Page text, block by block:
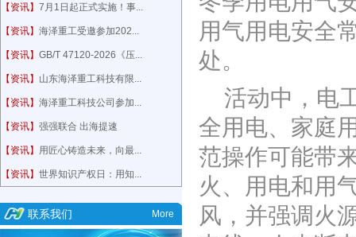
【资讯】 7月1日起正式实施！事...
【资讯】 海泽重工受邀参加202...
【资讯】 GB/T 47120-2026《压...
【资讯】 山东海泽重工科技有限...
【资讯】 海泽重工科技公司参加...
【资讯】 强强联合 出海提速
【资讯】 用匠心铸造未来，向最...
【资讯】 世界知识产权日：用知...
联系我们 More
用气用电安全
处。
活动中，电
全用电、家庭
范操作可能带
火、用电和用
风，并强调火